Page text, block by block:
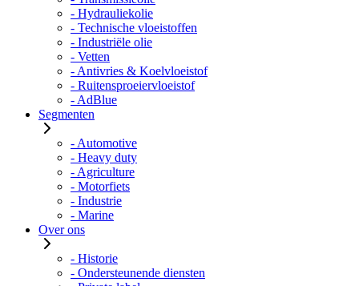
- Hydrauliekolie
- Technische vloeistoffen
- Industriële olie
- Vetten
- Antivries & Koelvloeistof
- Ruitensproeiervloeistof
- AdBlue
Segmenten
- Automotive
- Heavy duty
- Agriculture
- Motorfiets
- Industrie
- Marine
Over ons
- Historie
- Ondersteunende diensten